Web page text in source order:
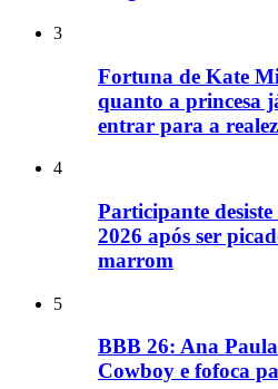
3
Fortuna de Kate
quanto a princesa
entrar para a
4
Participante
2026 após ser
marrom
5
BBB 26: Ana
Cowboy e fofoca